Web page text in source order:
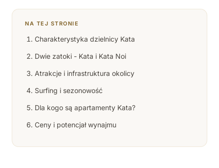
NA TEJ STRONIE
Charakterystyka dzielnicy Kata
Dwie zatoki - Kata i Kata Noi
Atrakcje i infrastruktura okolicy
Surfing i sezonowość
Dla kogo są apartamenty Kata?
Ceny i potencjał wynajmu